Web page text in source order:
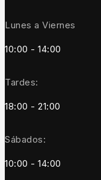
Lunes a Viernes
10:00 - 14:00
Tardes:
18:00 - 21:00
Sábados:
10:00 - 14:00